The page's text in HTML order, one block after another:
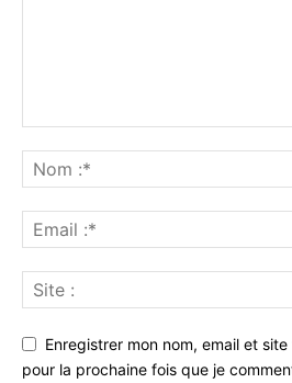
Enregistrer mon nom, email et
pour la prochaine fois que je